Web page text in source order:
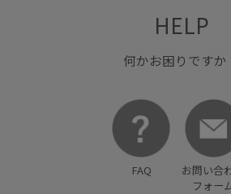
HELP
何かお困りですか
FAQ
お問い合
フォー